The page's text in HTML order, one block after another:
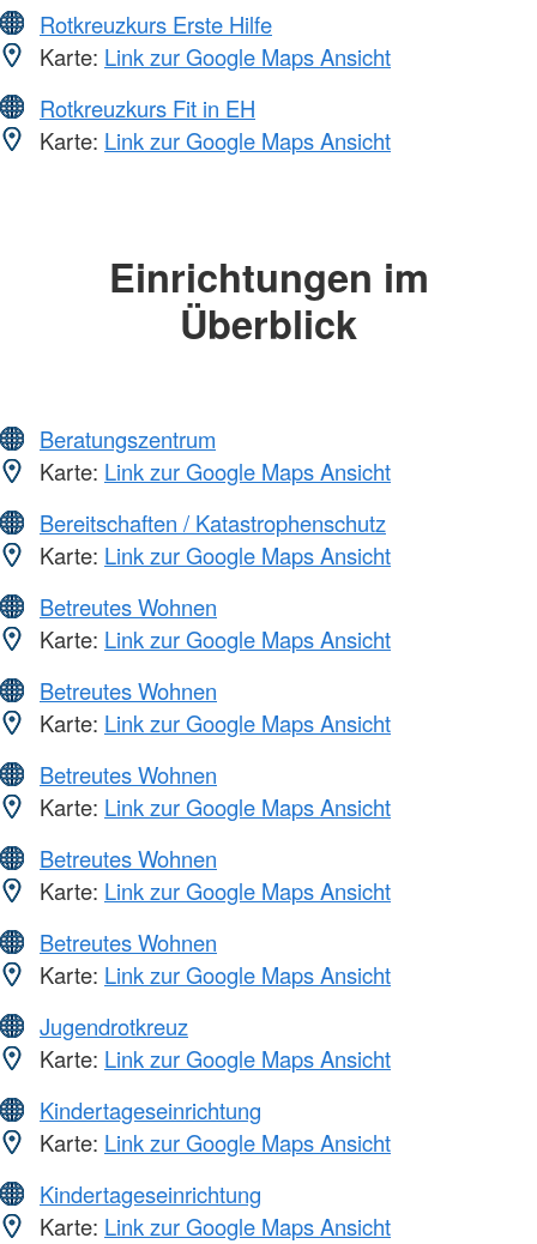
Rotkreuzkurs Erste Hilfe
Karte: Link zur Google Maps Ansicht
Rotkreuzkurs Fit in EH
Karte: Link zur Google Maps Ansicht
Einrichtungen im
Überblick
Beratungszentrum
Karte: Link zur Google Maps Ansicht
Bereitschaften / Katastrophenschutz
Karte: Link zur Google Maps Ansicht
Betreutes Wohnen
Karte: Link zur Google Maps Ansicht
Betreutes Wohnen
Karte: Link zur Google Maps Ansicht
Betreutes Wohnen
Karte: Link zur Google Maps Ansicht
Betreutes Wohnen
Karte: Link zur Google Maps Ansicht
Betreutes Wohnen
Karte: Link zur Google Maps Ansicht
Jugendrotkreuz
Karte: Link zur Google Maps Ansicht
Kindertageseinrichtung
Karte: Link zur Google Maps Ansicht
Kindertageseinrichtung
Karte: Link zur Google Maps Ansicht